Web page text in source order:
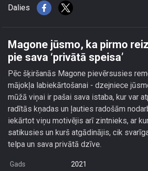
Dalies
Magone jūsmo, ka pirmo
pie sava ‘privātā speisa’
Pēc šķiršanās Magone pievērsusies
mājokļa labiekārtošanai - dzejniece
mūžā viņai ir pašai sava istaba, kur var
radītās kņadas un ļauties radošām
iekārtot viņu motivējis arī zintnieks, ar
satikusies un kurš atgādinājis, cik
telpa un sava privātā dzīve.
Gads 2021